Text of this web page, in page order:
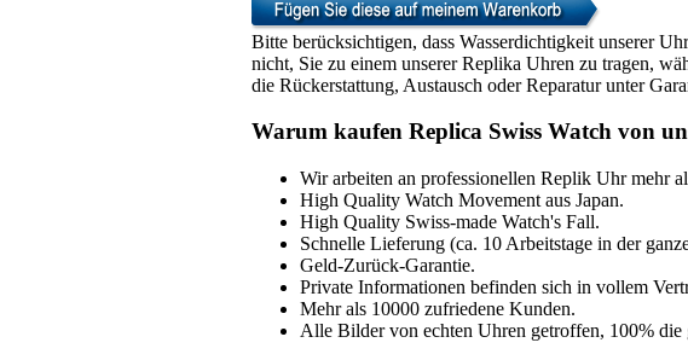
Bitte berücksichtigen, dass Wasserdichtigkeit unserer
nicht, Sie zu einem unserer Replika Uhren zu tragen,
die Rückerstattung, Austausch oder Reparatur unter
Warum kaufen Replica Swiss Watch von
Wir arbeiten an professionellen Replik Uhr mehr
High Quality Watch Movement aus Japan.
High Quality Swiss-made Watch's Fall.
Schnelle Lieferung (ca. 10 Arbeitstage in der
Geld-Zurück-Garantie.
Private Informationen befinden sich in vollem
Mehr als 10000 zufriedene Kunden.
Alle Bilder von echten Uhren getroffen, 100%